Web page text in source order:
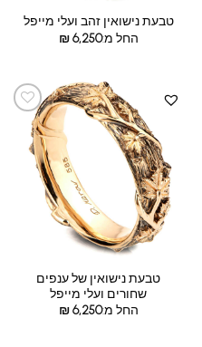
טבעת נישואין זהב ועלי מייפל
החל מ:
₪6,250
טבעת נישואין של ענפים
שחורים ועלי מייפל
החל מ:
₪6,250